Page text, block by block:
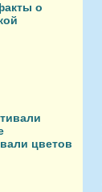
о
цветов